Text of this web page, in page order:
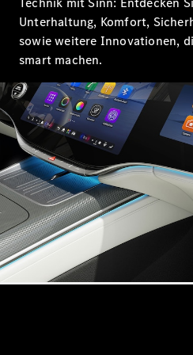
Alle Coupés
CLE Coupé
Mercedes-
AMG GT
Coupé
Mercedes-
AMG GT
4-Türer
Coupé
Neu Elektrisch
Konfigurator
Mercedes-
Unterhaltung, Komfort,
sowie weitere Innovationen,
smart machen.